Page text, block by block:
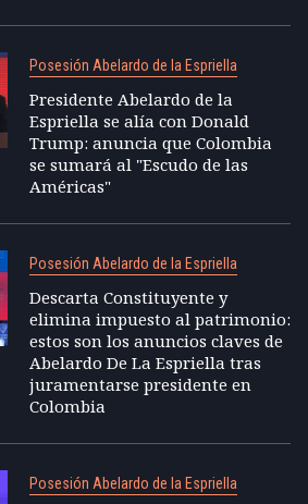
Posesión Abelardo de la Espriella
Presidente Abelardo de la
Espriella se alía con Donald
Trump: anuncia que Colombia
se sumará al "Escudo de las
Américas"
Posesión Abelardo de la Espriella
Descarta Constituyente y
elimina impuesto al patrimonio:
estos son los anuncios claves de
Abelardo De La Espriella tras
juramentarse presidente en
Colombia
Posesión Abelardo de la Espriella